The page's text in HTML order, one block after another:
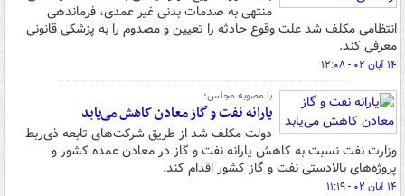
منتهی به صدمات بدنی غیر عمدی، فرماندهی
انتظامی مکلف شد علت وقوع حادثه را تعیین و مصدوم را به پزشکی قانونی
معرفی کند.
۱۴ آبان ۰۲ - ۱۲:۰۸
با مصوبه مجلس؛
یارانه نفت ‌و گاز معادن کاهش می‌یابد
دولت مکلف شد از طریق شرکت‌های تابعه ‌ذی‌ربط
وزارت نفت نسبت به کاهش یارانه نفت ‌و گاز در معادن عمده کشور و
پروژه‌های بالادستی نفت و گاز کشور اقدام کند.
۱۴ آبان ۰۲ - ۱۱:۱۹